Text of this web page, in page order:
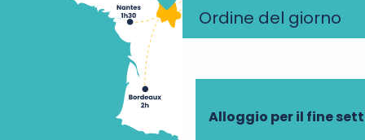
Ordine del giorno
Alloggio per il fine